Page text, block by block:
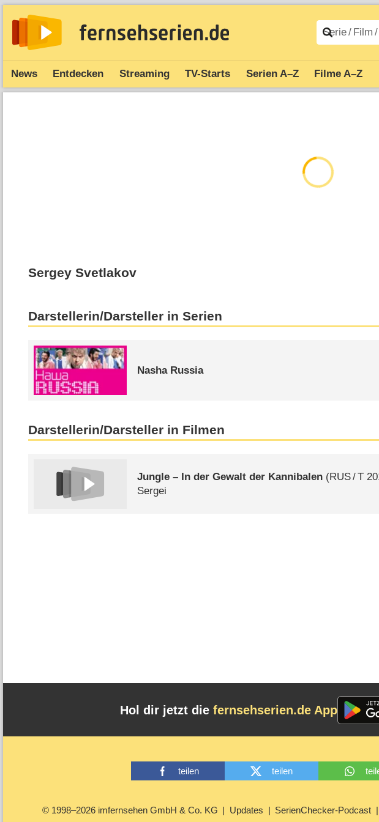
News Entdecken Streaming TV-Starts Serien A–Z Filme A–Z
Sergey Svetlakov
Darstellerin/Darsteller in Serien
Nasha Russia
Darstellerin/Darsteller in Filmen
Jungle – In der Gewalt der Kannibalen (RUS/T
Sergei
Hol dir jetzt die fernsehserien.de App
teilen teilen
© 1998–2026 imfernsehen GmbH & Co. KG Updates SerienChecker-Podcast